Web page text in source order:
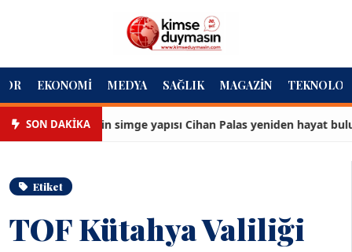
EKONOMI MEDYA SAĞLIK MAGAZIN TEKNOLOJI
SON DAKİKA
İzmir’in simge yapısı Cihan Palas yeniden hayat buluyor
Etiket
TOF Kütahya Valiliği